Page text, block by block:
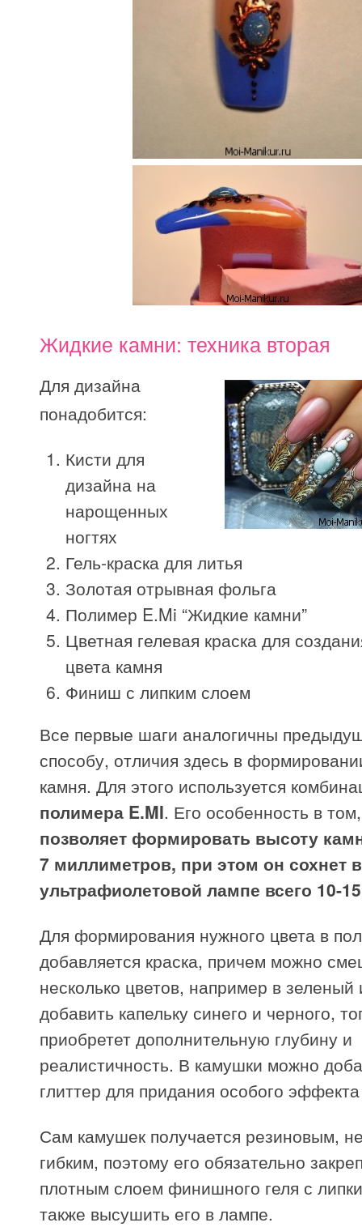
Жидкие камни: техника вторая
Для дизайна
понадобится:
Кисти для
дизайна на
нарощенных
ногтях
Гель-краска для литья
Золотая отрывная фольга
Полимер E.Mi “Жидкие камни”
Цветная гелевая краска для
цвета камня
Финиш с липким слоем
Все первые шаги аналогичны
способу, отличия здесь в
камня. Для этого используется
полимера E.MI. Его особенность в
позволяет формировать высоту
7 миллиметров, при этом он сохнет в
ультрафиолетовой лампе всего 10-
Для формирования нужного цвета в
добавляется краска, причем можно
несколько цветов, например в зеленый
добавить капельку синего и черного,
приобретет дополнительную глубину и
реалистичность. В камушки можно
глиттер для придания особого
Сам камушек получается резиновым,
гибким, поэтому его обязательно
плотным слоем финишного геля с
также высушить его в лампе.